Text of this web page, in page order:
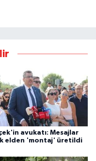
avukatı: Mesajlar
elden 'montaj' üretildi